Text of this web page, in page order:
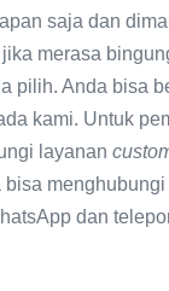
saja dan
merasa
pilih. Anda bisa
kami. Untuk
layanan
bisa
dan